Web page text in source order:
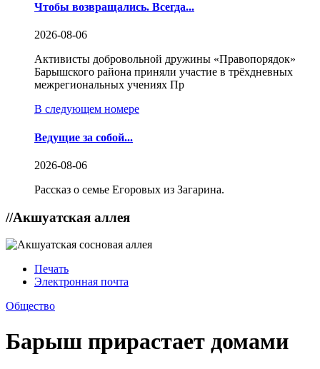
Чтобы возвращались. Всегда...
2026-08-06
Активисты добровольной дружины «Правопорядок»
Барышского района приняли участие в трёхдневных
межрегиональных учениях Пр
В следующем номере
Ведущие за собой...
2026-08-06
Рассказ о семье Егоровых из Загарина.
//Акшуатская аллея
Печать
Электронная почта
Общество
Барыш прирастает домами